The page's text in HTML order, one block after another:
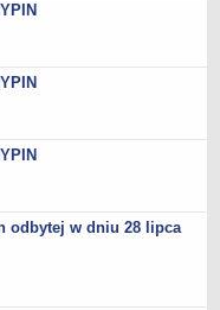
odbytej w dniu 28 lipca